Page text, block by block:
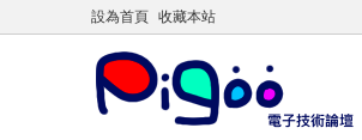
設為首頁 收藏本站